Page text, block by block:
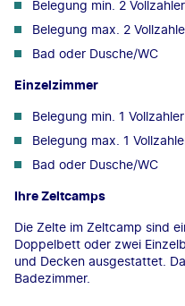
Belegung min. 2 Vollzahler
Belegung max. 2
Bad oder Dusche/WC
Einzelzimmer
Belegung min. 1 Vollzahler
Belegung max. 1
Bad oder Dusche/WC
Ihre Zeltcamps
Die Zelte im Zeltcamp sind
Doppelbett oder zwei
und Decken ausgestattet.
Badezimmer.